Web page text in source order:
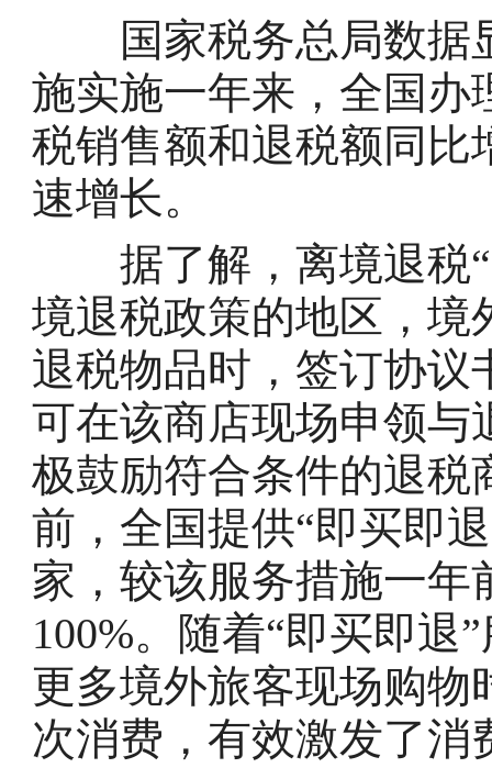
国家税务总局数据
施实施一年来，全国办
税销售额和退税额同比
速增长。
据了解，离境退税“
境退税政策的地区，境
退税物品时，签订协议
可在该商店现场申领与
极鼓励符合条件的退税
前，全国提供“即买即
家，较该服务措施一
100%。随着“即买即退
更多境外旅客现场购
次消费，有效激发了消